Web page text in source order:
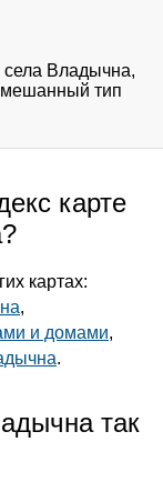
села Владычна,
тип
карте
картах:
,
и домами,
.
так